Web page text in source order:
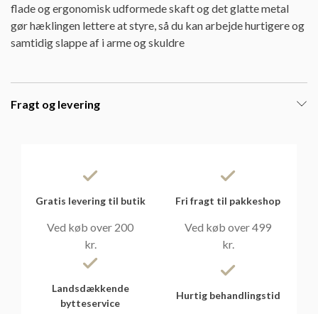
flade og ergonomisk udformede skaft og det glatte metal
gør hæklingen lettere at styre, så du kan arbejde hurtigere og
samtidig slappe af i arme og skuldre
Fragt og levering
Gratis levering til butik
Ved køb over 200
kr.
Fri fragt til pakkeshop
Ved køb over 499
kr.
Landsdækkende
bytteservice
Hurtig behandlingstid